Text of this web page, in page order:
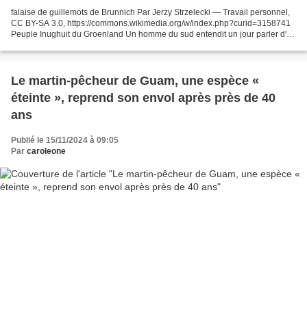
falaise de guillemots de Brunnich Par Jerzy Strzelecki — Travail personnel,
CC BY-SA 3.0, https://commons.wikimedia.org/w/index.php?curid=3158741
Peuple Inughuit du Groenland Un homme du sud entendit un jour parler d'un
Le martin-pêcheur de Guam, une espèce «
éteinte », reprend son envol après près de 40
ans
Publié le 15/11/2024 à 09:05
Par caroleone